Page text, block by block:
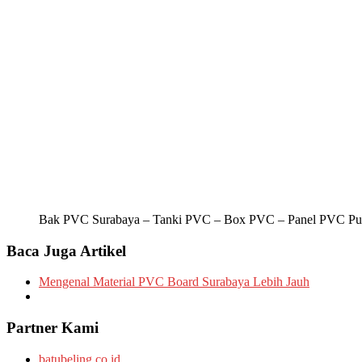
Bak PVC Surabaya – Tanki PVC – Box PVC – Panel PVC
Baca Juga Artikel
Mengenal Material PVC Board Surabaya Lebih Jauh
Partner Kami
batubeling.co.id